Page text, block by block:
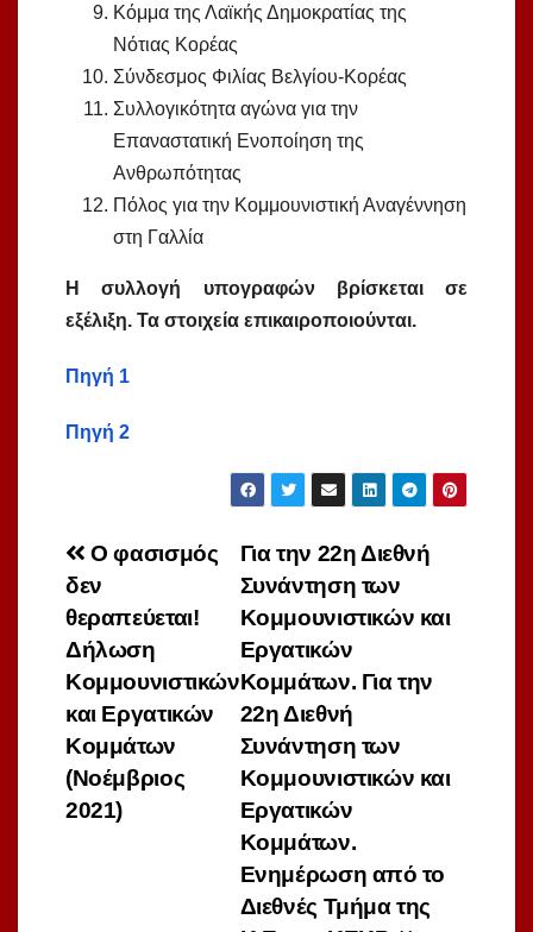
Κόμμα της Λαϊκής Δημοκρατίας της
Νότιας Κορέας
Σύνδεσμος Φιλίας Βελγίου-Κορέας
Συλλογικότητα αγώνα για την
Επαναστατική Ενοποίηση της
Ανθρωπότητας
Πόλος για την Κομμουνιστική Αναγέννηση
στη Γαλλία
Η συλλογή υπογραφών βρίσκεται σε
εξέλιξη. Τα στοιχεία επικαιροποιούνται.
Πηγή 1
Πηγή 2
Πλοήγηση
άρθρων
Για την 22η Διεθνή
Συνάντηση των
Κομμουνιστικών και
Εργατικών
Κομμάτων. Για την
22η Διεθνή
Συνάντηση των
Κομμουνιστικών και
Εργατικών
Κομμάτων.
Ενημέρωση από το
Διεθνές Τμήμα της
Ο φασισμός
δεν
θεραπεύεται!
Δήλωση
Κομμουνιστικών
και Εργατικών
Κομμάτων
(Νοέμβριος
2021)